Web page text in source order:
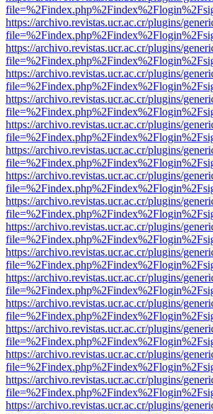
https://archivo.revistas.ucr.ac.cr/plugins/
https://archivo.revistas.ucr.ac.cr/plugins/
https://archivo.revistas.ucr.ac.cr/plugins/
https://archivo.revistas.ucr.ac.cr/plugins/
https://archivo.revistas.ucr.ac.cr/plugins/
https://archivo.revistas.ucr.ac.cr/plugins/
https://archivo.revistas.ucr.ac.cr/plugins/
https://archivo.revistas.ucr.ac.cr/plugins/
https://archivo.revistas.ucr.ac.cr/plugins/
https://archivo.revistas.ucr.ac.cr/plugins/
https://archivo.revistas.ucr.ac.cr/plugins/
https://archivo.revistas.ucr.ac.cr/plugins/
https://archivo.revistas.ucr.ac.cr/plugins/
https://archivo.revistas.ucr.ac.cr/plugins/
https://archivo.revistas.ucr.ac.cr/plugins/
https://archivo.revistas.ucr.ac.cr/plugins/